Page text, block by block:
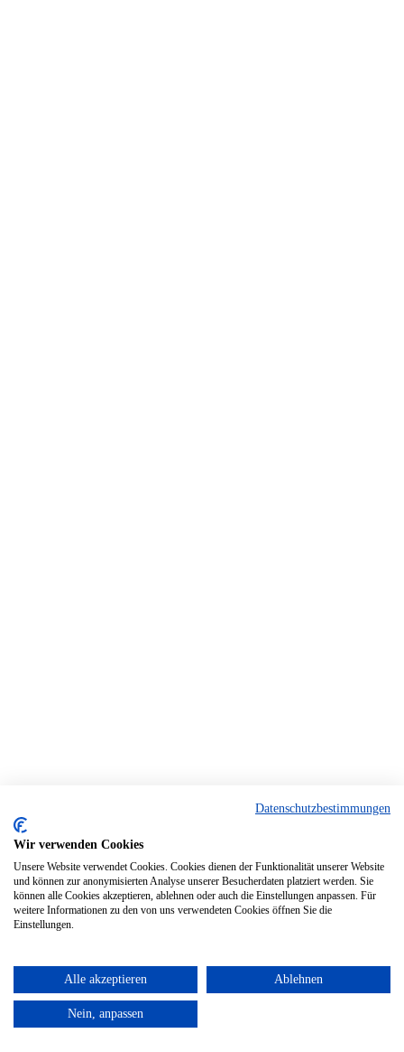
Datenschutzbestimmungen
Wir verwenden Cookies
Unsere Website verwendet Cookies. Cookies dienen der Funktionalität unserer Website
und können zur anonymisierten Analyse unserer Besucherdaten platziert werden. Sie
können alle Cookies akzeptieren, ablehnen oder auch die Einstellungen anpassen. Für
weitere Informationen zu den von uns verwendeten Cookies öffnen Sie die
Einstellungen.
Alle akzeptieren Ablehnen
Nein, anpassen